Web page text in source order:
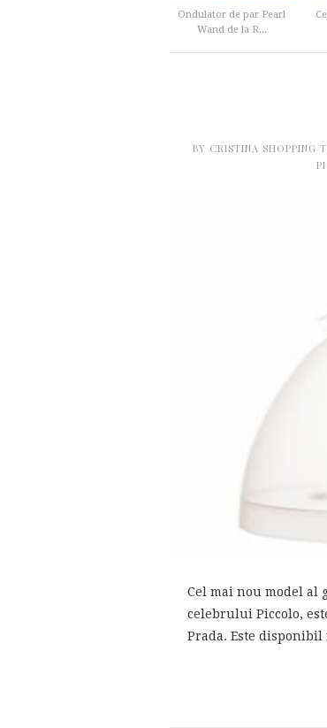
Ondulator de par Pearl
Wand de la R...
BY CRISTINA SHOPPING
Cel mai nou model al
celebrului Piccolo,
Prada. Este